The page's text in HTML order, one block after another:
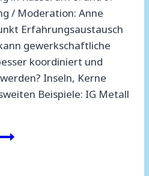
/ Moderation: Anne
Erfahrungsaustausch
gewerkschaftliche
koordiniert und
Inseln, Kerne
Beispiele: IG Metall